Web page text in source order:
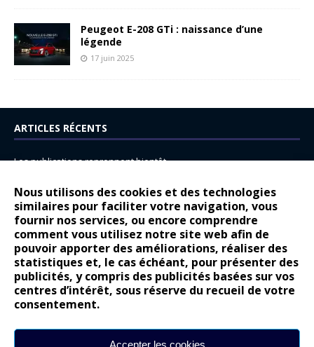
Nous utilisons des cookies et des technologies
similaires pour faciliter votre navigation, vous
fournir nos services, ou encore comprendre
comment vous utilisez notre site web afin de
pouvoir apporter des améliorations, réaliser des
statistiques et, le cas échéant, pour présenter des
publicités, y compris des publicités basées sur vos
centres d’intérêt, sous réserve du recueil de votre
consentement.
Accepter les cookies
Peugeot E-208 GTi : naissance d’une
légende
17 juin 2025
ARTICLES RÉCENTS
Les publications reprennent bientôt…
14 juillet : nouveau film de marque pour Citroën
Renault Espace : voyage, voyage…
Peugeot E-208 GTi : naissance d’une légende
COMMENTAIRES RÉCENTS
Bernard Dardartdans
Gilly